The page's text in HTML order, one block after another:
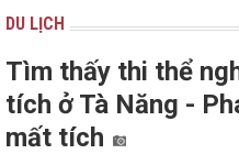
DU LỊCH
Tìm thấy thi thể
tích ở Tà Năng -
mất tích